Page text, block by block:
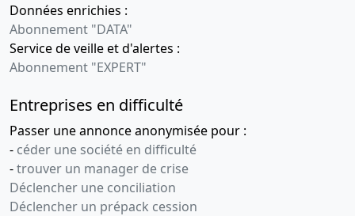
Données enrichies :
Abonnement "DATA"
Service de veille et d'alertes :
Abonnement "EXPERT"
Entreprises en difficulté
Passer une annonce anonymisée pour :
- céder une société en difficulté
-trouver un manager de crise
Déclencher une conciliation
Déclencher un prépack cession